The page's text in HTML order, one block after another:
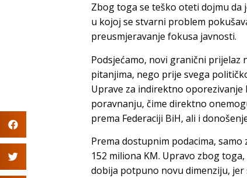
Zbog toga se teško oteti dojmu da
u kojoj se stvarni problem
preusmjeravanje fokusa javnosti.
Podsjećamo, novi granični
pitanjima, nego prije svega
Uprave za indirektno oporezivanje
poravnanju, čime direktno
prema Federaciji BiH, ali i
Prema dostupnim podacima, samo
152 miliona KM. Upravo zbog
dobija potpuno novu dimenziju,